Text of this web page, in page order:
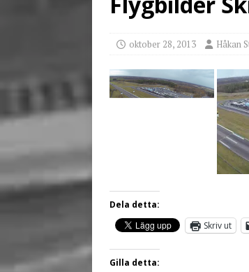
oktober 28, 2013 Håkan
Dela detta:
Skriv ut
Gilla detta: